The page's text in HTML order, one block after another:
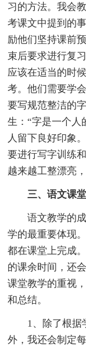
习的方法。我会
考课文中提到的
励他们坚持课前
束后要求进行复
应该在适当的时
考。他们需要学
要写规范整洁的
生：“字是一个人
人留下良好印象
要进行写字训练
越来越工整漂亮
三、语文课堂
语文教学的成
学的最重要体现
都在课堂上完成
的课余时间，还
课堂教学的重视
和总结。
1、除了根据学
外，我还会制定